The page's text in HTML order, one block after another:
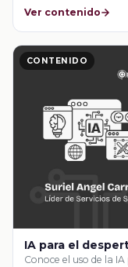
Ver contenido
CONTENIDO
IA para el
Conoce el uso de la